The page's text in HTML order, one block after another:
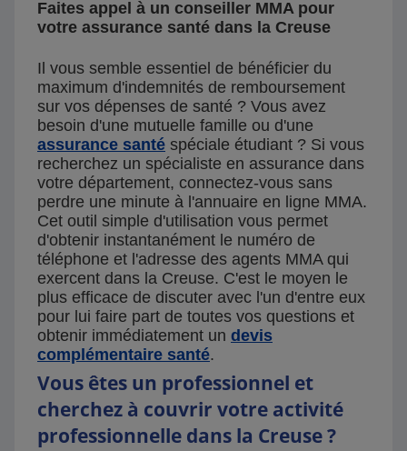
Faites appel à un conseiller MMA pour
votre assurance santé dans la Creuse
Il vous semble essentiel de bénéficier du
maximum d'indemnités de remboursement
sur vos dépenses de santé ? Vous avez
besoin d'une mutuelle famille ou d'une
assurance santé spéciale étudiant ? Si vous
recherchez un spécialiste en assurance dans
votre département, connectez-vous sans
perdre une minute à l'annuaire en ligne MMA.
Cet outil simple d'utilisation vous permet
d'obtenir instantanément le numéro de
téléphone et l'adresse des agents MMA qui
exercent dans la Creuse. C'est le moyen le
plus efficace de discuter avec l'un d'entre eux
pour lui faire part de toutes vos questions et
obtenir immédiatement un devis
complémentaire santé.
Vous êtes un professionnel et
cherchez à couvrir votre activité
professionnelle dans la Creuse ?